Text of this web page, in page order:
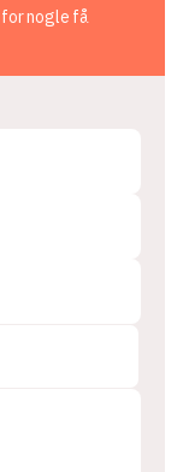
nogle få